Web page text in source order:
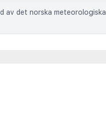
av det norska meteorologiska